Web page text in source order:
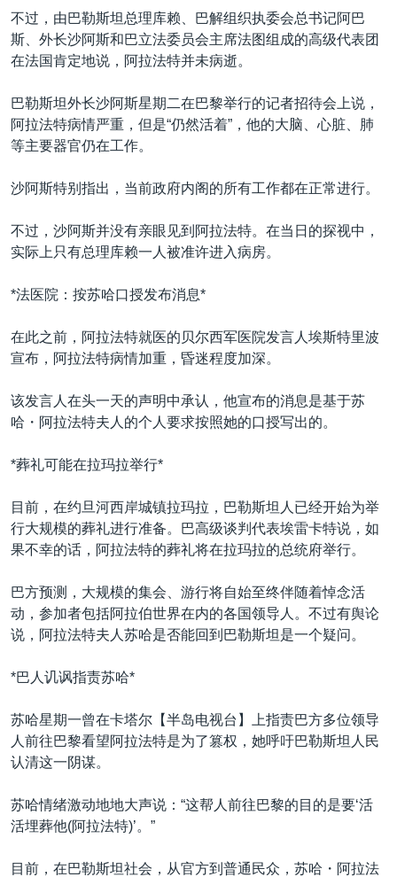
南中国海争端
关注西藏
GEN Z 看美国
不过，由巴勒斯坦总理库赖、巴解组织执委会总书记阿巴
斯、外长沙阿斯和巴立法委员会主席法图组成的高级代表团
在法国肯定地说，阿拉法特并未病逝。
巴勒斯坦外长沙阿斯星期二在巴黎举行的记者招待会上说，
阿拉法特病情严重，但是“仍然活着”，他的大脑、心脏、肺
等主要器官仍在工作。
沙阿斯特别指出，当前政府内阁的所有工作都在正常进行。
不过，沙阿斯并没有亲眼见到阿拉法特。在当日的探视中，
实际上只有总理库赖一人被准许进入病房。
*法医院：按苏哈口授发布消息*
在此之前，阿拉法特就医的贝尔西军医院发言人埃斯特里波
宣布，阿拉法特病情加重，昏迷程度加深。
该发言人在头一天的声明中承认，他宣布的消息是基于苏
哈・阿拉法特夫人的个人要求按照她的口授写出的。
*葬礼可能在拉玛拉举行*
目前，在约旦河西岸城镇拉玛拉，巴勒斯坦人已经开始为举
行大规模的葬礼进行准备。巴高级谈判代表埃雷卡特说，如
果不幸的话，阿拉法特的葬礼将在拉玛拉的总统府举行。
巴方预测，大规模的集会、游行将自始至终伴随着悼念活
动，参加者包括阿拉伯世界在内的各国领导人。不过有舆论
说，阿拉法特夫人苏哈是否能回到巴勒斯坦是一个疑问。
*巴人讥讽指责苏哈*
苏哈星期一曾在卡塔尔【半岛电视台】上指责巴方多位领导
人前往巴黎看望阿拉法特是为了篡权，她呼吁巴勒斯坦人民
认清这一阴谋。
苏哈情绪激动地地大声说：“这帮人前往巴黎的目的是要‘活
活埋葬他(阿拉法特)’。”
目前，在巴勒斯坦社会，从官方到普通民众，苏哈・阿拉法